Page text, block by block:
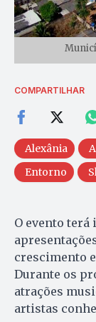
COMPARTILHAR
Alexânia
Entorno
O evento
crescimento
Durante os
atrações
artistas